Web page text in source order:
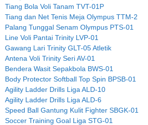
Tiang Bola Voli Tanam TVT-01P
Tiang dan Net Tenis Meja Olympus TTM-2
Palang Tunggal Senam Olympus PTS-01
Line Voli Pantai Trinity LVP-01
Gawang Lari Trinity GLT-05 Atletik
Antena Voli Trinity Seri AV-01
Bendera Wasit Sepakbola BWS-01
Body Protector Softball Top Spin BPSB-01
Agility Ladder Drills Liga ALD-10
Agility Ladder Drills Liga ALD-6
Speed Ball Gantung Kulit Fighter SBGK-01
Soccer Training Goal Liga STG-01